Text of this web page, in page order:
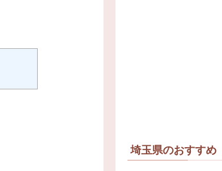
埼玉県のおすすめ